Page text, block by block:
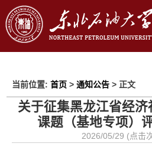
当前位置: 首页> 通知公告> 正文
关于征集黑龙江省经
课题（基地专项）
2026/05/29 (点击